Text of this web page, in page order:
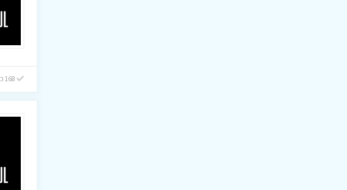
168 כבר חסכו! 0 היום